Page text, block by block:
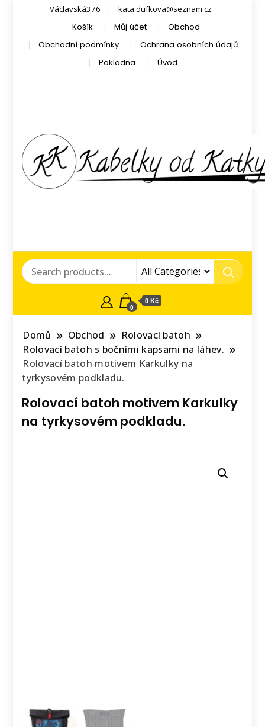
Václavská376 kata.dufkova@seznam.cz
Košík Můj účet
Obchod
Obchodní podmínky
Ochrana osobních údajů
Pokladna
Úvod
0
0 Kč
Domů Obchod
Rolovací batoh
Rolovací batoh s bočními kapsami na láhev.
Rolovací batoh motivem Karkulky na
tyrkysovém podkladu.
Rolovací batoh motivem Karkulky
na tyrkysovém podkladu.